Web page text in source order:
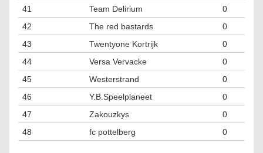
41
Team Delirium
0
42
The red bastards
0
43
Twentyone Kortrijk
0
44
Versa Vervacke
0
45
Westerstrand
0
46
Y.B.Speelplaneet
0
47
Zakouzkys
0
48
fc pottelberg 0